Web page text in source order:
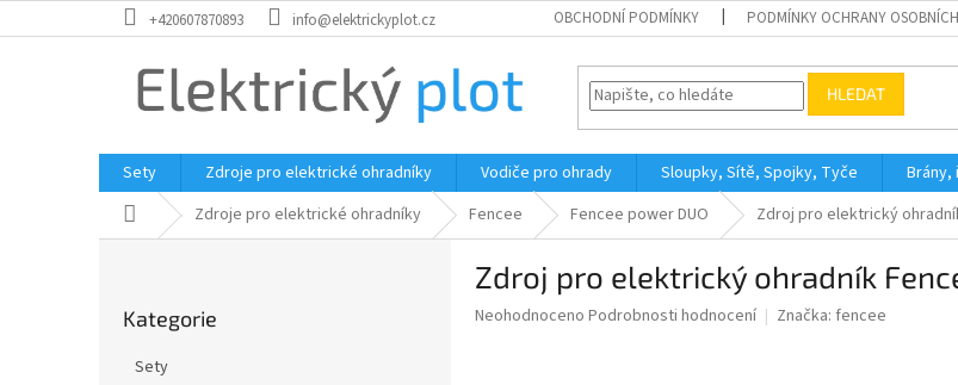
na
+420607870893 info@elektrickyplot.cz OBCHODNÍ PODMÍNKY PODMÍNKY OCHRANY
HLEDAT
Sety Zdroje pro elektrické ohradníky Vodiče pro ohrady Sloupky, Sítě, Spojky, Tyče
Domů Zdroje pro elektrické ohradníky Fencee Fencee power DUO Zdroj pro elektrický
kategorie
Kategorie
Sety
Zdroj pro elektrický ohradník
Průměrné
Neohodnoceno Podrobnosti hodnocení Značka: fencee